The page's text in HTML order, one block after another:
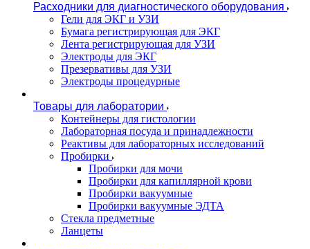
Расходники для диагностического оборудования
Гели для ЭКГ и УЗИ
Бумага регистрирующая для ЭКГ
Лента регистрирующая для УЗИ
Электроды для ЭКГ
Презервативы для УЗИ
Электроды процедурные
Товары для лаборатории
Контейнеры для гистологии
Лабораторная посуда и принадлежности
Реактивы для лабораторных исследований
Пробирки
Пробирки для мочи
Пробирки для капиллярной крови
Пробирки вакуумные
Пробирки вакуумные ЭДТА
Стекла предметные
Ланцеты